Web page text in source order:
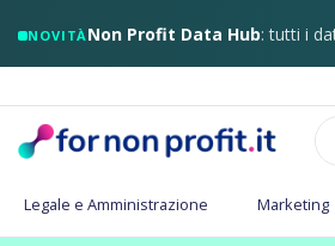
NOVITÀ Non Profit Data Hub: tutti i
Legale e Amministrazione Marketing